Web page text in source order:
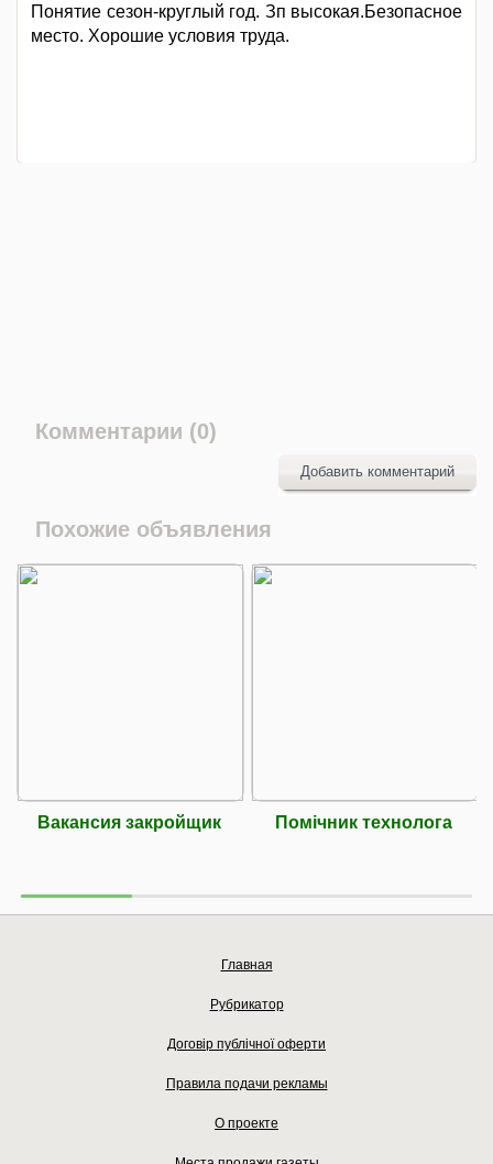
Понятие сезон-круглый год. Зп высокая.Безопасное
место. Хорошие условия труда.
Комментарии (0)
Добавить комментарий
Похожие объявления
Вакансия закройщик Помічник технолога
Главная
Рубрикатор
Договір публічної оферти
Правила подачи рекламы
О проекте